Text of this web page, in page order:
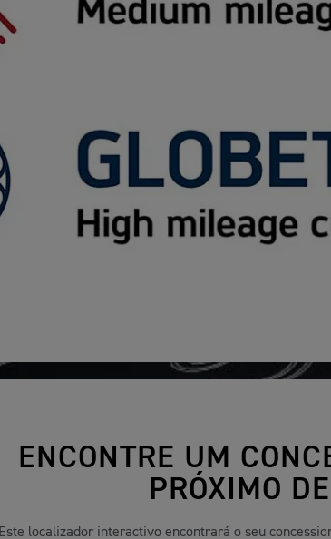
ENCONTRE UM
PRÓXIMO DE
Este localizador interactivo encontrará o seu